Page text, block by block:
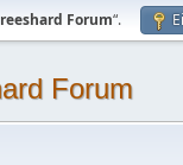
Forum“.
Forum